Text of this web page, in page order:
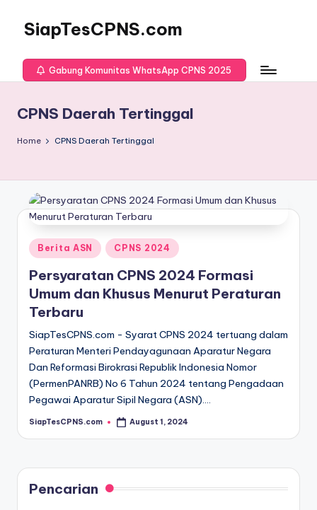
SiapTesCPNS.com
Gabung Komunitas WhatsApp CPNS 2025
CPNS Daerah Tertinggal
Home CPNS Daerah Tertinggal
Posted
in
Berita ASN CPNS 2024
Persyaratan CPNS 2024 Formasi
Umum dan Khusus Menurut Peraturan
Terbaru
SiapTesCPNS.com - Syarat CPNS 2024 tertuang dalam
Peraturan Menteri Pendayagunaan Aparatur Negara
Dan Reformasi Birokrasi Republik Indonesia Nomor
(PermenPANRB) No 6 Tahun 2024 tentang Pengadaan
Pegawai Aparatur Sipil Negara (ASN).…
Posted
SiapTesCPNS.com August 1, 2024
Pencarian